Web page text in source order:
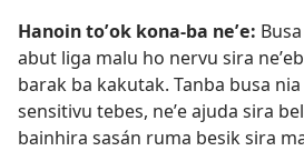
Hanoin toʼok kona-ba neʼe:
abut liga malu ho nervu sira
barak ba kakutak. Tanba busa
sensitivu tebes, neʼe ajuda sira
bainhira sasán ruma besik sira